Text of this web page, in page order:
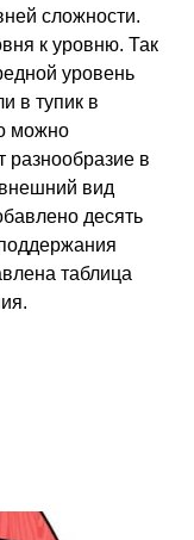
сложности.
к уровню. Так
уровень
в тупик в
можно
разнообразие в
вид
десять
таблица